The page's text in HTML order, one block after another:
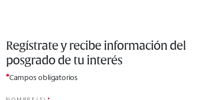
Regístrate y recibe información del
posgrado de tu interés
*Campos obligatorios